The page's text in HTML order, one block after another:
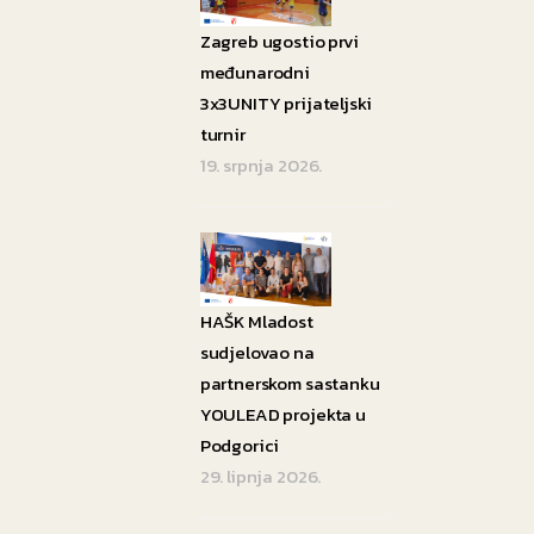
Zagreb ugostio prvi
međunarodni
3x3UNITY prijateljski
turnir
19. srpnja 2026.
HAŠK Mladost
sudjelovao na
partnerskom sastanku
YOULEAD projekta u
Podgorici
29. lipnja 2026.